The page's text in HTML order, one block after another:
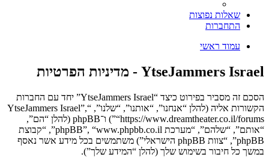
שאלות נפוצות
התחברות
עמוד ראשי
YtseJammers Israel - מדיניות הפרטיות
הסכם זה מסביר בפירוט כיצד “YtseJammers Israel” יחד עם החברות
הקשורות אליה (להלן “אנחנו”, “אותנו”, “שלנו”, “YtseJammers Israel”,
“https://www.dreamtheater.co.il/forums”) ו־phpBB (להלן “הם”,
“אותם”, “שלהם”, “מערכת phpBB”, “www.phpbb.co.il”, “קבוצת
phpBB”, “צוות phpBB הישראלי”) משתמשים בכל מידע אשר נאסף
במשך כל חיבור בשימוש שלך (להלן “המידע שלך”).